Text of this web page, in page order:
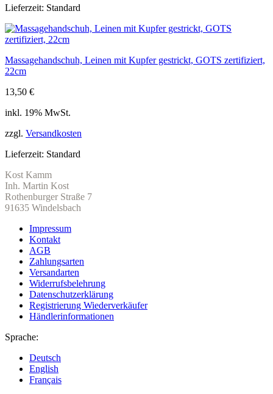
Lieferzeit: Standard
Massagehandschuh, Leinen mit Kupfer gestrickt, GOTS zertifiziert,
22cm
13,50 €
inkl. 19% MwSt.
zzgl. Versandkosten
Lieferzeit: Standard
Kost Kamm
Inh. Martin Kost
Rothenburger Straße 7
91635 Windelsbach
Impressum
Kontakt
AGB
Zahlungsarten
Versandarten
Widerrufsbelehrung
Datenschutzerklärung
Registrierung Wiederverkäufer
Händlerinformationen
Sprache:
Deutsch
English
Français